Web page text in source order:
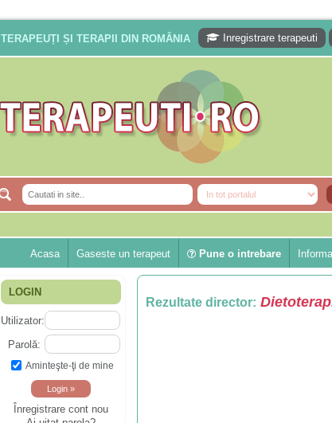
TERAPEUȚI ȘI TERAPII DIN ROMÂNIA Inregistrare terapeuti
Acasa Gaseste un terapeut Pune o intrebare
LOGIN
Utilizator:
Parolă:
Aminteşte-ţi de mine
Înregistrare cont nou
Rezultate director: